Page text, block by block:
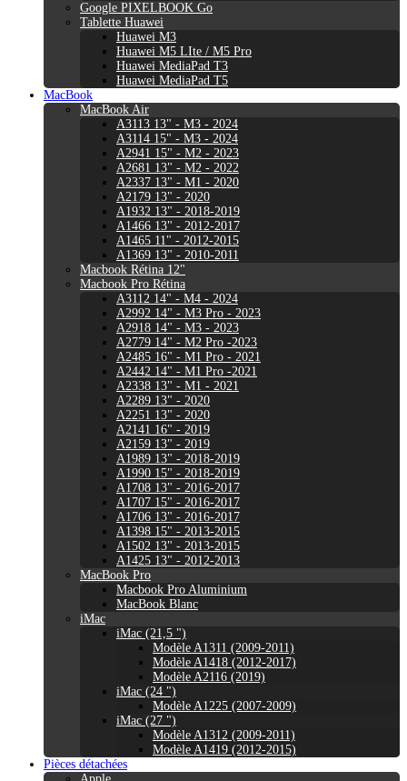
Google PIXELBOOK Go
Tablette Huawei
Huawei M3
Huawei M5 LIte / M5 Pro
Huawei MediaPad T3
Huawei MediaPad T5
MacBook
MacBook Air
A3113 13" - M3 - 2024
A3114 15" - M3 - 2024
A2941 15" - M2 - 2023
A2681 13" - M2 - 2022
A2337 13" - M1 - 2020
A2179 13" - 2020
A1932 13" - 2018-2019
A1466 13" - 2012-2017
A1465 11" - 2012-2015
A1369 13" - 2010-2011
Macbook Rétina 12"
Macbook Pro Rétina
A3112 14" - M4 - 2024
A2992 14" - M3 Pro - 2023
A2918 14" - M3 - 2023
A2779 14" - M2 Pro -2023
A2485 16" - M1 Pro - 2021
A2442 14" - M1 Pro -2021
A2338 13" - M1 - 2021
A2289 13" - 2020
A2251 13" - 2020
A2141 16" - 2019
A2159 13" - 2019
A1989 13" - 2018-2019
A1990 15" - 2018-2019
A1708 13" - 2016-2017
A1707 15" - 2016-2017
A1706 13" - 2016-2017
A1398 15" - 2013-2015
A1502 13" - 2013-2015
A1425 13" - 2012-2013
MacBook Pro
Macbook Pro Aluminium
MacBook Blanc
iMac
iMac (21,5 ")
Modèle A1311 (2009-2011)
Modèle A1418 (2012-2017)
Modèle A2116 (2019)
iMac (24 ")
Modèle A1225 (2007-2009)
iMac (27 ")
Modèle A1312 (2009-2011)
Modèle A1419 (2012-2015)
Pièces détachées